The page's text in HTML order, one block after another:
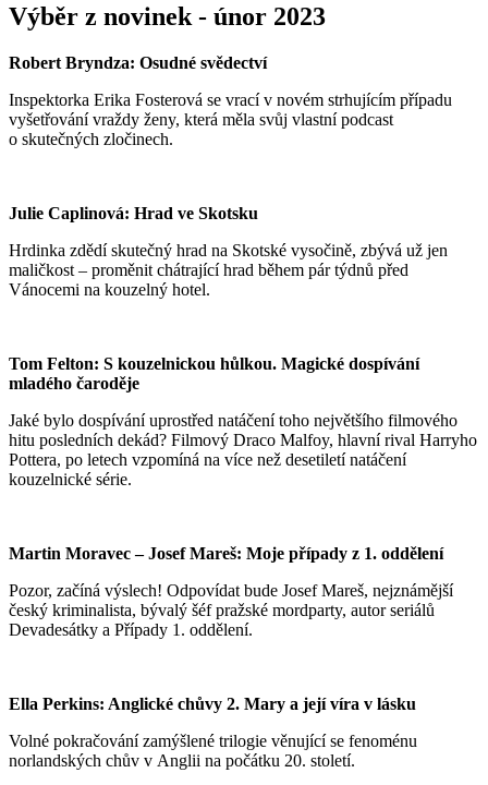
Výběr z novinek - únor 2023
Robert Bryndza: Osudné svědectví
Inspektorka Erika Fosterová se vrací v novém strhujícím případu
vyšetřování vraždy ženy, která měla svůj vlastní podcast
o skutečných zločinech.
Julie Caplinová: Hrad ve Skotsku
Hrdinka zdědí skutečný hrad na Skotské vysočině, zbývá už jen
maličkost – proměnit chátrající hrad během pár týdnů před
Vánocemi na kouzelný hotel.
Tom Felton: S kouzelnickou hůlkou. Magické dospívání
mladého čaroděje
Jaké bylo dospívání uprostřed natáčení toho největšího filmového
hitu posledních dekád? Filmový Draco Malfoy, hlavní rival Harryho
Pottera, po letech vzpomíná na více než desetiletí natáčení
kouzelnické série.
Martin Moravec – Josef Mareš: Moje případy z 1. oddělení
Pozor, začíná výslech! Odpovídat bude Josef Mareš, nejznámější
český kriminalista, bývalý šéf pražské mordparty, autor seriálů
Devadesátky a Případy 1. oddělení.
Ella Perkins: Anglické chůvy 2. Mary a její víra v lásku
Volné pokračování zamýšlené trilogie věnující se fenoménu
norlandských chův v Anglii na počátku 20. století.